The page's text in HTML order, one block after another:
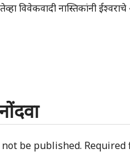
विवेकवादी नास्तिकांनी
be published. Required